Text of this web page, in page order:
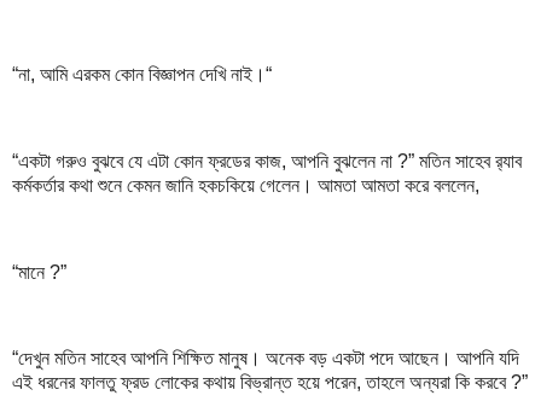
“না, আমি এরকম কোন বিজ্ঞাপন দেখি নাই।“
“একটা গরুও বুঝবে যে এটা কোন ফ্রডের কাজ, আপনি বুঝলেন না ?” মতিন সাহেব র‍্যাব
কর্মকর্তার কথা শুনে কেমন জানি হকচকিয়ে গেলেন। আমতা আমতা করে বললেন,
“মানে ?”
“দেখুন মতিন সাহেব আপনি শিক্ষিত মানুষ। অনেক বড় একটা পদে আছেন। আপনি যদি
এই ধরনের ফালতু ফ্রড লোকের কথায় বিভ্রান্ত হয়ে পরেন, তাহলে অন্যরা কি করবে ?”